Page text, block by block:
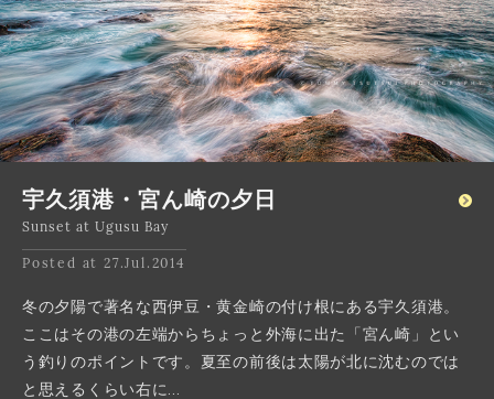
宇久須港・宮ん崎の夕日
Sunset at Ugusu Bay
Posted at 27.Jul.2014
冬の夕陽で著名な西伊豆・黄金崎の付け根にある宇久須港。
ここはその港の左端からちょっと外海に出た「宮ん崎」とい
う釣りのポイントです。夏至の前後は太陽が北に沈むのでは
と思えるくらい右に...